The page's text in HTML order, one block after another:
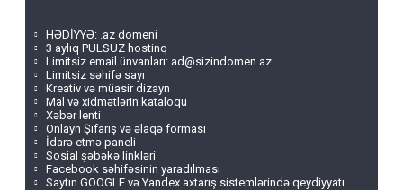
HƏDİYYƏ: .az domeni
3 aylıq PULSUZ hostinq
Limitsiz email ünvanları: ad@sizindomen.az
Limitsiz səhifə sayı
Kreativ və müasir dizayn
Mal və xidmətlərin kataloqu
Xəbər lenti
Onlayn Şifariş və əlaqə forması
İdarə etmə paneli
Sosial şəbəkə linkləri
Facebook səhifəsinin yaradılması
Saytın GOOGLE və Yandex axtarış sistemlərində qeydiyyatı